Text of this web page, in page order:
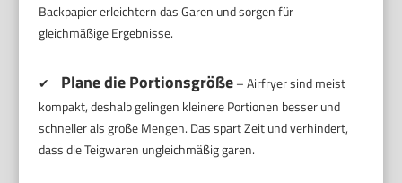
Backpapier erleichtern das Garen und sorgen für
gleichmäßige Ergebnisse.
✔ Plane die Portionsgröße– Airfryer sind meist
kompakt, deshalb gelingen kleinere Portionen besser und
schneller als große Mengen. Das spart Zeit und verhindert,
dass die Teigwaren ungleichmäßig garen.